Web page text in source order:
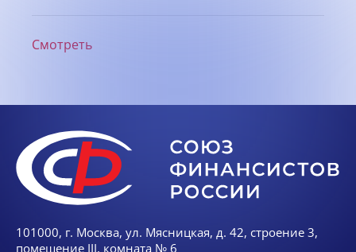
Смотреть
101000, г. Москва, ул. Мясницкая, д. 42, строение 3,
помещение III, комната № 6